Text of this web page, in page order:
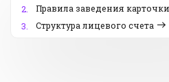
2.
Правила заведения
3.
Структура лицевого счета